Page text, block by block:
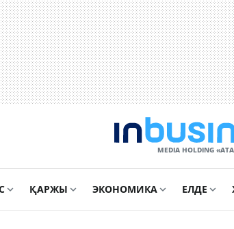
MEDIA HOLDING
ҚАРЖЫ ЭКОНОМИКА ЕЛДЕ